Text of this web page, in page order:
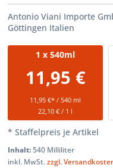
Antonio Viani Importe
Göttingen Italien
1 x 540ml
11,95 €
11,95 €* / 540 ml
22,10 € / 1 l
* Staffelpreis je Artikel
Inhalt:540 Milliliter
inkl. MwSt.zzgl.